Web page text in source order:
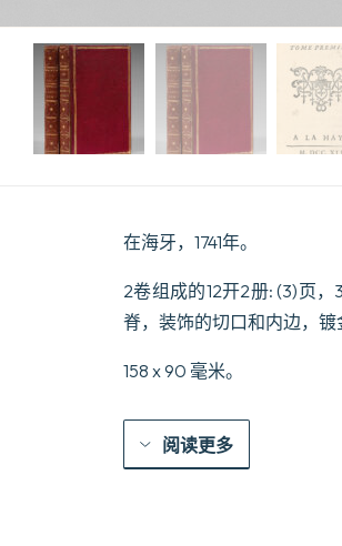
在海牙，1741年。
2卷组成的12开2册: (3)页
脊，装饰的切口和内边，镀
158 x 90 毫米。
阅读更多